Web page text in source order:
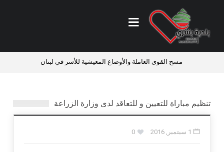
مسح القوى العاملة والأوضاع المعيشية للأسر في لبنان
تنظيم مباراة للتعيين و للتعاقد لدى وزارة الزراعة
1 سبتمبر, 2016 0